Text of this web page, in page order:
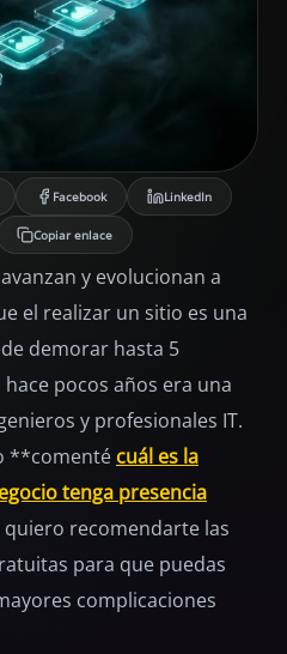
Facebook LinkedIn
Copiar enlace
y evolucionan a
el realizar un sitio es una
demorar hasta 5
pocos años era una
y profesionales IT.
**comenté cuál es la
tenga presencia
quiero recomendarte las
para que puedas
complicaciones